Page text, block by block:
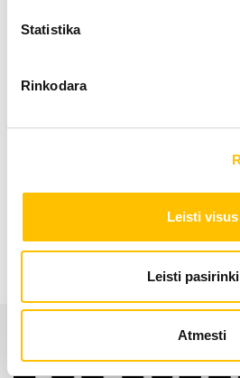
Statistika
Rinkodara
Leisti visus
Leisti
Atmesti
Keliamoji galia
Variklio galia
Kaušo tūris
Ratinis krautuvas L 526